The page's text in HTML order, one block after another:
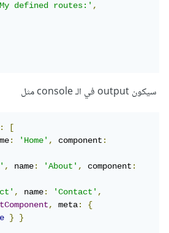
defined routes:',
سيكون output في الـ console مثل
:
[
: 'Home', component:
, name: 'About', component:
, name: 'Contact',
, meta:
{
}
}